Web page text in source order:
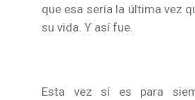
que esa sería la última vez
su vida. Y así fue.
Esta vez sí es para